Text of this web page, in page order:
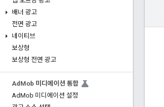
배너 광고
전면 광고
네이티브
보상형
보상형 전면 광고
Ad Mob 미디에이션 통합
AdMob 미디에이션 설정